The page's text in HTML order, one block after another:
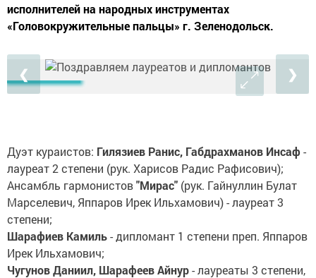
исполнителей на народных инструментах
«Головокружительные пальцы» г. Зеленодольск.
❮ ❯
Дуэт кураистов: Гилязиев Ранис, Габдрахманов Инсаф-
лауреат 2 степени (рук. Харисов Радис Рафисович);
Ансамбль гармонистов"Мирас" (рук. Гайнуллин Булат
Марселевич, Яппаров Ирек Ильхамович) - лауреат 3
степени;
Шарафиев Камиль- дипломант 1 степени преп. Яппаров
Ирек Ильхамович;
Чугунов Даниил, Шарафеев Айнур- лауреаты 3 степени,